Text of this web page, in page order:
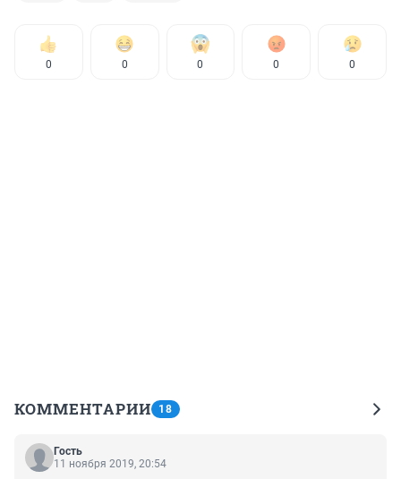
0 0 0 0 0
КОММЕНТАРИИ 18
Гость
11 ноября 2019, 20:54